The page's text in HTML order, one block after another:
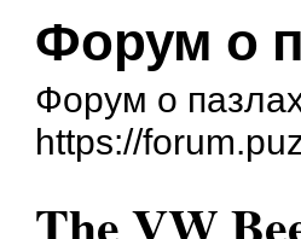
Форум о
Форум о
https://